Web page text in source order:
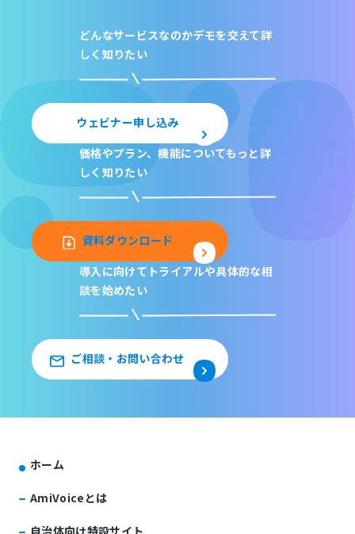
どんなサービスなのかデモを交えて詳
しく知りたい
ウェビナー申し込み
価格やプラン、機能についてもっと詳
しく知りたい
資料ダウンロード
導入に向けてトライアルや具体的な相
談を始めたい
ご相談・お問い合わせ
ホーム
AmiVoiceとは